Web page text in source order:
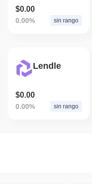
$0.00
0.00% sin rango
Lendle
$0.00
0.00% sin rango